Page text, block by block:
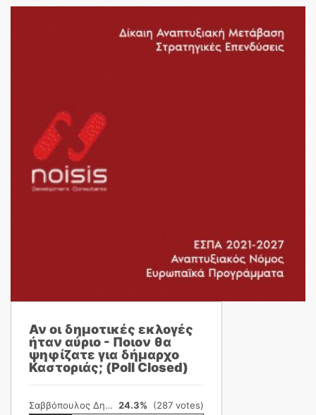
Αν οι δημοτικές εκλογές
ήταν αύριο - Ποιον θα
ψηφίζατε για δήμαρχο
Καστοριάς; (Poll Closed)
Σαββόπουλος Δημήτρης 24.3% (287 votes)